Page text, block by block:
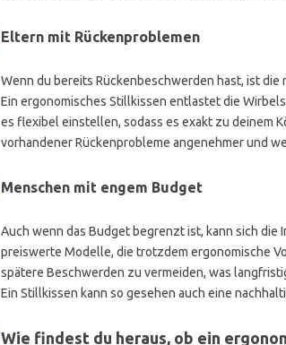
Eltern mit Rückenproblemen
Wenn du bereits Rückenbeschwerden hast, ist
Ein ergonomisches Stillkissen entlastet die
es flexibel einstellen, sodass es exakt zu deinem
vorhandener Rückenprobleme angenehmer und
Menschen mit engem Budget
Auch wenn das Budget begrenzt ist, kann sich
preiswerte Modelle, die trotzdem ergonomische
spätere Beschwerden zu vermeiden, was
Ein Stillkissen kann so gesehen auch eine
Wie findest du heraus, ob ein